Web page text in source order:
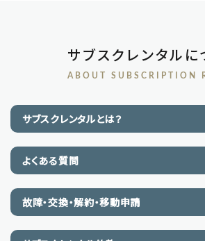
サブスクレンタルに
ABOUT SUBSCRIPTION
サブスクレンタルとは？
よくある質問
故障・交換・解約・移動申請